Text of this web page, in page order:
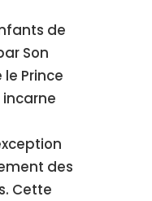
de
Son
Prince
incarne
des
Cette